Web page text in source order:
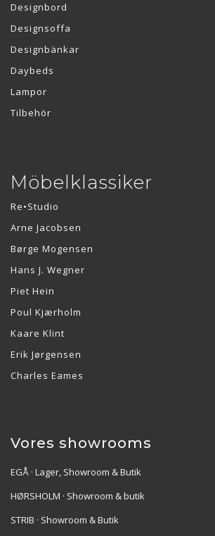
Designbord
Designsoffa
Designbänkar
Daybeds
Lampor
Tilbehör
Möbelklassiker
Re•Studio
Arne Jacobsen
Børge Mogensen
Hans J. Wegner
Piet Hein
Poul Kjærholm
Kaare Klint
Erik Jørgensen
Charles Eames
Vores showrooms
EGÅ · Lager, Showroom & Butik
HØRSHOLM · Showroom & butik
STRIB · Showroom & Butik